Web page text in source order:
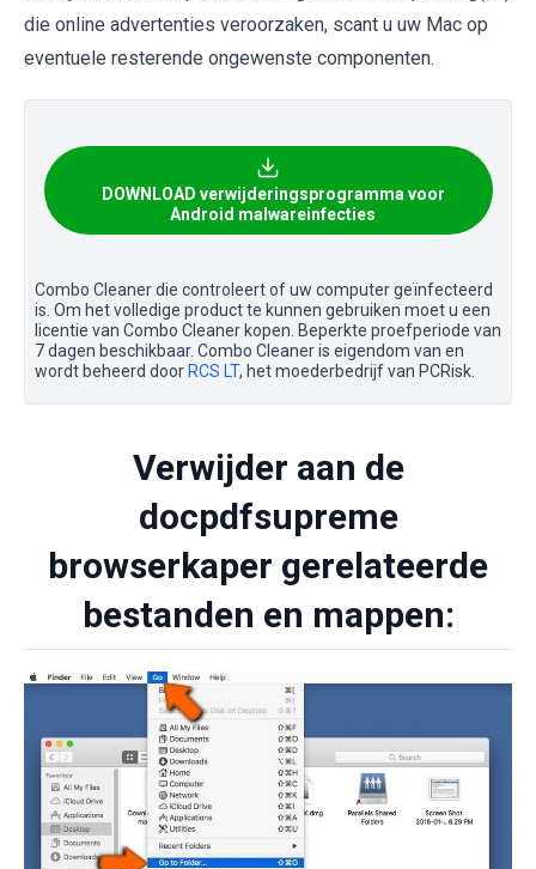
die online advertenties veroorzaken, scant u uw Mac op
eventuele resterende ongewenste componenten.
DOWNLOAD verwijderingsprogramma voor
Android malwareinfecties
Combo Cleaner die controleert of uw computer geïnfecteerd
is. Om het volledige product te kunnen gebruiken moet u een
licentie van Combo Cleaner kopen. Beperkte proefperiode van
7 dagen beschikbaar. Combo Cleaner is eigendom van en
wordt beheerd door RCS LT, het moederbedrijf van PCRisk.
Verwijder aan de
docpdfsupreme
browserkaper gerelateerde
bestanden en mappen: